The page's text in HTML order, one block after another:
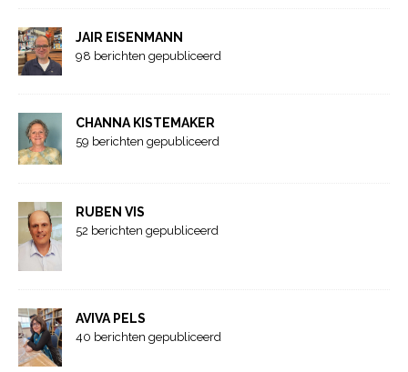
JAIR EISENMANN
98 berichten gepubliceerd
CHANNA KISTEMAKER
59 berichten gepubliceerd
RUBEN VIS
52 berichten gepubliceerd
AVIVA PELS
40 berichten gepubliceerd